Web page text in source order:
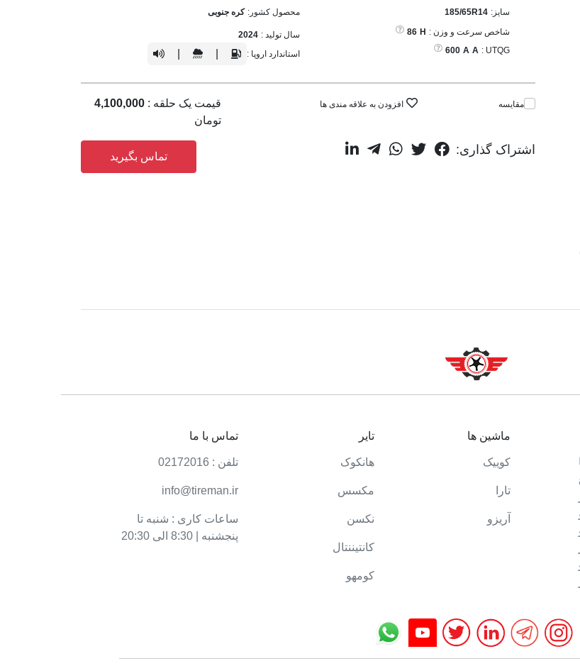
سایز: 185/65R14
شاخص سرعت و وزن : H
86
UTQG :
A
A
600
محصول کشور: کره جنوبی
سال تولید : 2024
استاندارد اروپا :
مقایسه افزودن به علاقه مندی ها قیمت یک حلقه : 4,100,000
تومان
اشتراک گذاری: تماس بگیرید
ماشین ها
کوییک
تارا
آریزو
تایر
هانکوک
مکسس
نکسن
کانتیننتال
کومهو
تماس با ما
تلفن : 02172016
info@tireman.ir
ساعات کاری : شنبه تا
پنجشنبه | 8:30 الی 20:30